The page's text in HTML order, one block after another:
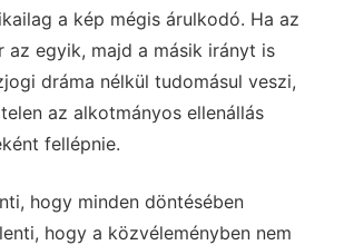
a kép mégis árulkodó. Ha az
az egyik, majd a másik irányt is
dráma nélkül tudomásul veszi,
az alkotmányos ellenállás
fellépnie.
hogy minden döntésében
hogy a közvéleményben nem